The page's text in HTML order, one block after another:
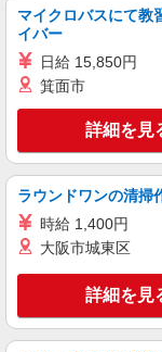
保
キープ
派遣社員
セントスタッフ株式
内
※
マイクロバスにて教
イバー
日給 15,850円
箕面市
詳細を見
ラウンドワンの清掃
時給 1,400円
大阪市城東区
詳細を見